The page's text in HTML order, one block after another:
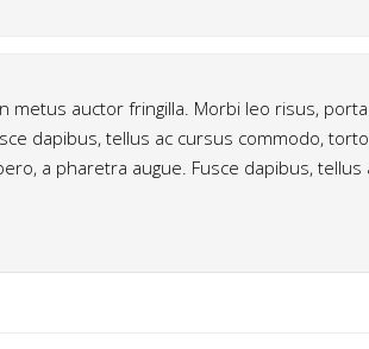
metus auctor fringilla. Morbi leo risus,
dapibus, tellus ac cursus commodo,
a pharetra augue. Fusce dapibus,